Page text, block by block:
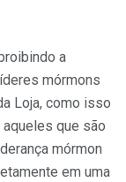
a
mórmons
Loja, como isso
que são
mórmon
em uma